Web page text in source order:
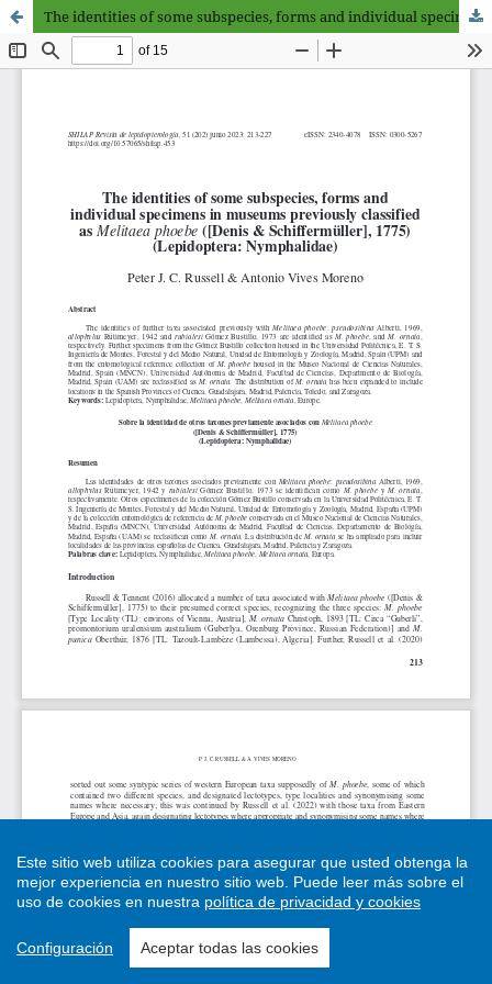
The identities of some subspecies, forms and individual specimens in museums previously classified as Melitaea phoebe ([Denis & Schiffermüller], 1775) (Lepidoptera: Nymphalidae)
Este sitio web utiliza cookies para asegurar que usted obtenga la
mejor experiencia en nuestro sitio web. Puede leer más sobre el
uso de cookies en nuestra política de privacidad y cookies
Configuración Aceptar todas las cookies